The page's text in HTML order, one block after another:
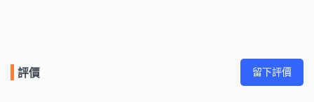
評價 留下評價